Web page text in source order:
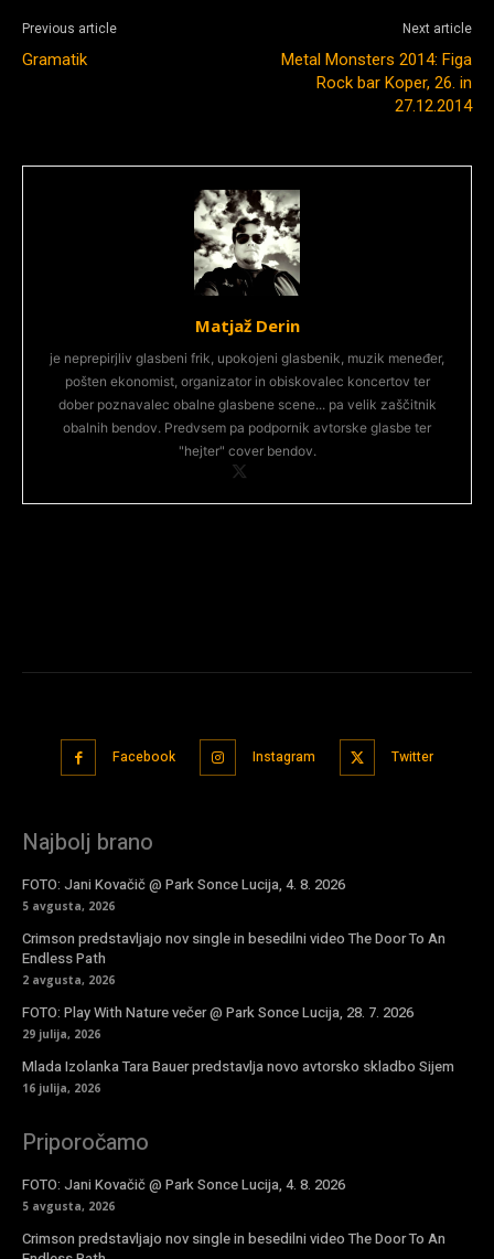
Previous article
Gramatik
Next article
Metal Monsters 2014: Figa
Rock bar Koper, 26. in
27.12.2014
Matjaž Derin
je neprepirjliv glasbeni frik, upokojeni glasbenik, muzik meneđer,
pošten ekonomist, organizator in obiskovalec koncertov ter
dober poznavalec obalne glasbene scene... pa velik zaščitnik
obalnih bendov. Predvsem pa podpornik avtorske glasbe ter
"hejter" cover bendov.
Facebook Instagram Twitter
Najbolj brano
FOTO: Jani Kovačič @ Park Sonce Lucija, 4. 8. 2026
5 avgusta, 2026
Crimson predstavljajo nov single in besedilni video The Door To An
Endless Path
2 avgusta, 2026
FOTO: Play With Nature večer @ Park Sonce Lucija, 28. 7. 2026
29 julija, 2026
Mlada Izolanka Tara Bauer predstavlja novo avtorsko skladbo Sijem
16 julija, 2026
Priporočamo
FOTO: Jani Kovačič @ Park Sonce Lucija, 4. 8. 2026
5 avgusta, 2026
Crimson predstavljajo nov single in besedilni video The Door To An